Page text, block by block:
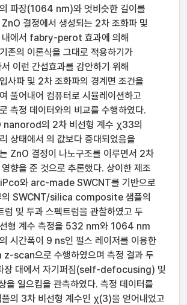
파장(1064 nm)와 엇비슷한 길이를
결정에서 생성되는 2차 조화파 및
내에서 fabry-perot 효과에 의해
존의 이론식을 그대로 적용하기가
이런 간섭효과를 감안하기 위해
사파 및 2차 조화파의 경계면 조건을
풀어내어 컴퓨터로 시뮬레이션하고
측정 데이터와의 비교를 수행하였다.
nanorod의 2차 비선형 계수 χ33의
상태에서 의 값보다 증대되었음을
ZnO 결정이 나노구조를 이루면서 2차
향을 준 것으로 추론했다. 상이한 제조
와 arc-made SWCNT를 기반으로
의 SWCNT/silica composite 샘플의
및 투과 스펙트럼을 관찰하였고 두
형 계수 측정을 532 nm와 1064 nm
시간폭이 9 ns인 펄스 레이저를 이용한
scan으로 수행하였으며 측정 결과 두
장 대에서 자기퍼짐(self-defocusing) 및
일으킴을 관측하였다. 측정 데이터를
플의 3차 비선형 계수인 χ(3)을 얻어내었고